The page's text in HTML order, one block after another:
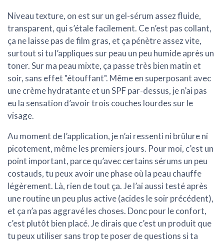
Niveau texture, on est sur un gel-sérum assez fluide,
transparent, qui s’étale facilement. Ce n’est pas collant,
ça ne laisse pas de film gras, et ça pénètre assez vite,
surtout si tu l’appliques sur peau un peu humide après un
toner. Sur ma peau mixte, ça passe très bien matin et
soir, sans effet "étouffant". Même en superposant avec
une crème hydratante et un SPF par-dessus, je n’ai pas
eu la sensation d’avoir trois couches lourdes sur le
visage.
Au moment de l’application, je n’ai ressenti ni brûlure ni
picotement, même les premiers jours. Pour moi, c’est un
point important, parce qu’avec certains sérums un peu
costauds, tu peux avoir une phase où la peau chauffe
légèrement. Là, rien de tout ça. Je l’ai aussi testé après
une routine un peu plus active (acides le soir précédent),
et ça n’a pas aggravé les choses. Donc pour le confort,
c’est plutôt bien placé. Je dirais que c’est un produit que
tu peux utiliser sans trop te poser de questions si ta